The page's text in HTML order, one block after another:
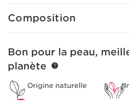
fondant pétillant Eau des Jardins,
Innovation
Formulé en huile de noisette bio
intensément la peau.
Composition
ALLER AU CONTENU
Bon pour la peau,
planète
Origine naturelle